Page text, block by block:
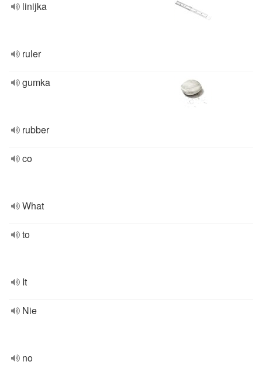
linijka
ruler
gumka
rubber
co
What
to
It
Nie
no